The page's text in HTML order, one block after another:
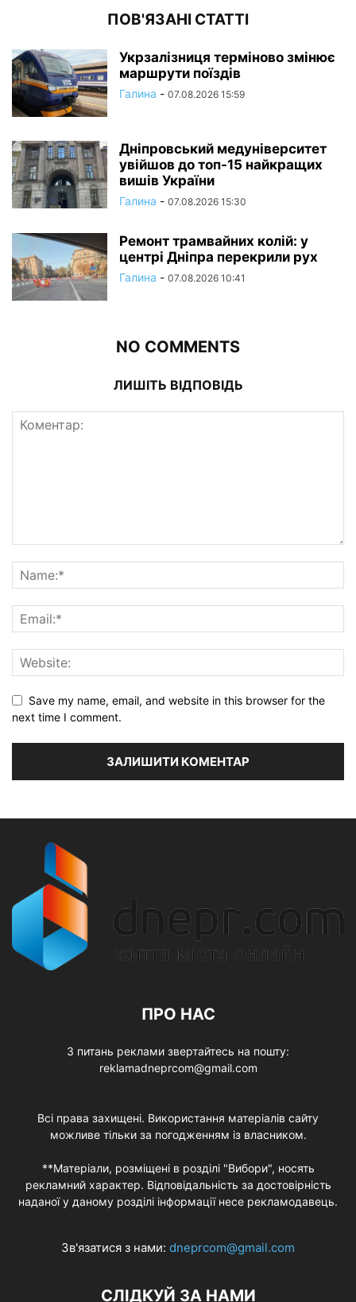
ПОВ'ЯЗАНІ СТАТТІ
Укрзалізниця терміново змінює
маршрути поїздів
Галина - 07.08.2026 15:59
Дніпровський медуніверситет
увійшов до топ-15 найкращих
вишів України
Галина - 07.08.2026 15:30
Ремонт трамвайних колій: у
центрі Дніпра перекрили рух
Галина - 07.08.2026 10:41
NO COMMENTS
ЛИШІТЬ ВІДПОВІДЬ
Save my name, email, and website in this browser for the
next time I comment.
ПРО НАС
З питань реклами звертайтесь на пошту:
reklamadneprcom@gmail.com
Всі права захищені. Використання матеріалів сайту
можливе тільки за погодженням із власником.
**Матеріали, розміщені в розділі "Вибори", носять
рекламний характер. Відповідальність за достовірність
наданої у даному розділі інформації несе рекламодавець.
Зв'язатися з нами: dneprcom@gmail.com
СЛІДКУЙ ЗА НАМИ